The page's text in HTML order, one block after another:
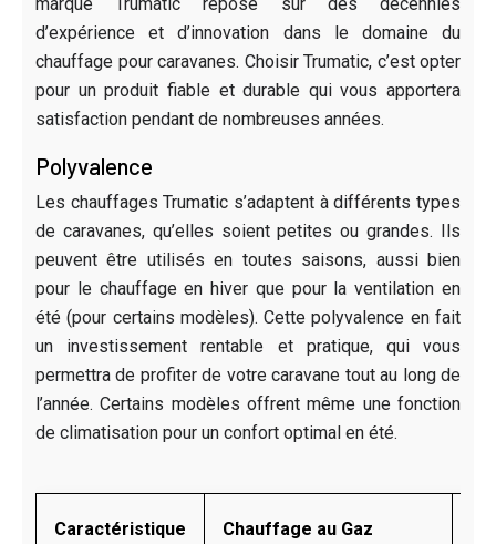
d’expérience et d’innovation dans le domaine du
chauffage pour caravanes. Choisir Trumatic, c’est opter
pour un produit fiable et durable qui vous apportera
satisfaction pendant de nombreuses années.
Polyvalence
Les chauffages Trumatic s’adaptent à différents types
de caravanes, qu’elles soient petites ou grandes. Ils
peuvent être utilisés en toutes saisons, aussi bien
pour le chauffage en hiver que pour la ventilation en
été (pour certains modèles). Cette polyvalence en fait
un investissement rentable et pratique, qui vous
permettra de profiter de votre caravane tout au long de
l’année. Certains modèles offrent même une fonction
de climatisation pour un confort optimal en été.
Caractéristique Chauffage au Gaz